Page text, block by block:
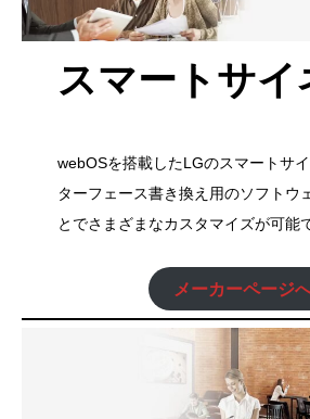
スマートサイ
webOSを搭載したLGのスマートサ
ターフェース書き換え用のソフトウ
とでさまざまなカスタマイズが可能
メーカーページ